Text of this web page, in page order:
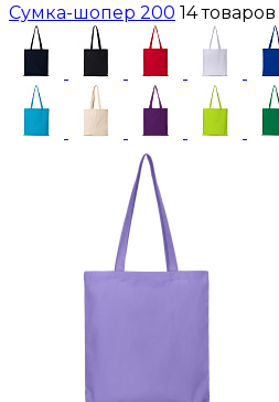
Сумка-шопер 200 14 товаров